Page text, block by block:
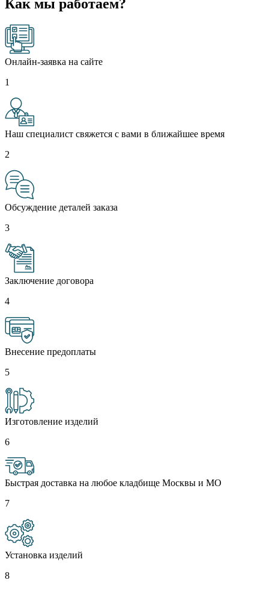
Как мы работаем?
Онлайн-заявка на сайте
1
Наш специалист свяжется с вами в ближайшее время
2
Обсуждение деталей заказа
3
Заключение договора
4
Внесение предоплаты
5
Изготовление изделий
6
Быстрая доставка на любое кладбище Москвы и МО
7
Установка изделий
8